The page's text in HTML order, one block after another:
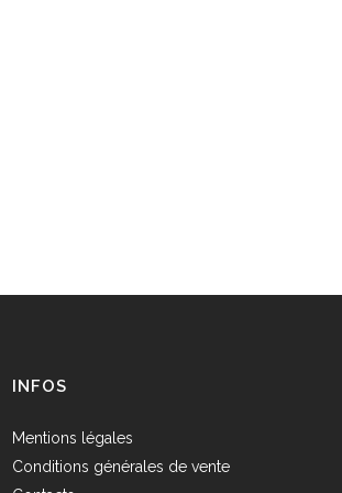
INFOS
Mentions légales
Conditions générales de vente